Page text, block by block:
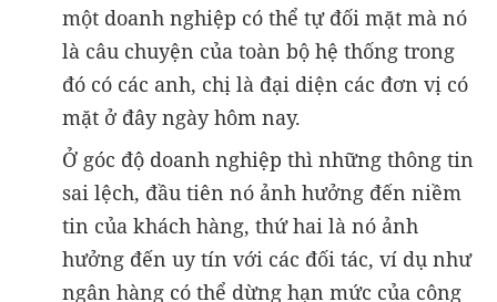
một doanh nghiệp có thể tự đối mặt mà nó
là câu chuyện của toàn bộ hệ thống trong
đó có các anh, chị là đại diện các đơn vị có
mặt ở đây ngày hôm nay.
Ở góc độ doanh nghiệp thì những thông tin
sai lệch, đầu tiên nó ảnh hưởng đến niềm
tin của khách hàng, thứ hai là nó ảnh
hưởng đến uy tín với các đối tác, ví dụ như
ngân hàng có thể dừng hạn mức của công